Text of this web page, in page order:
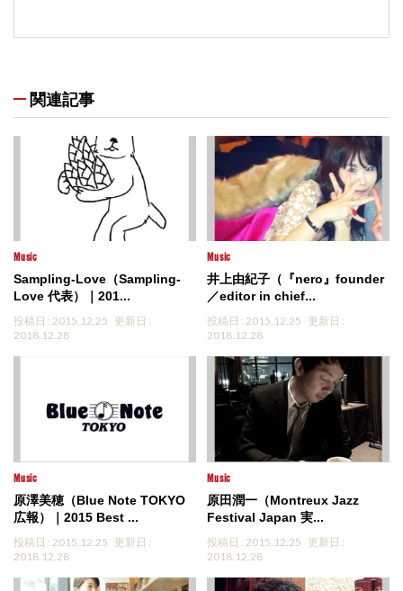
関連記事
Music
Sampling-Love（Sampling-
Love 代表）｜201...
投稿日 : 2015.12.25 更新日 :
2018.12.28
Music
井上由紀子（『nero』founder
／editor in chief...
投稿日 : 2015.12.25 更新日 :
2018.12.28
Music
原澤美穂（Blue Note TOKYO
広報）｜2015 Best ...
投稿日 : 2015.12.25 更新日 :
2018.12.28
Music
原田潤一（Montreux Jazz
Festival Japan 実...
投稿日 : 2015.12.25 更新日 :
2018.12.28